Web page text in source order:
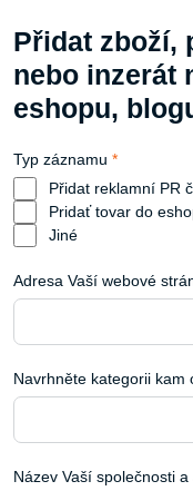
Přidat zboží,
nebo inzerát
eshopu,
Typ záznamu *
Přidat reklamní PR
Pridať tovar do
Jiné
Adresa Vaší webové
Navrhněte kategorii kam
Název Vaší společnosti a